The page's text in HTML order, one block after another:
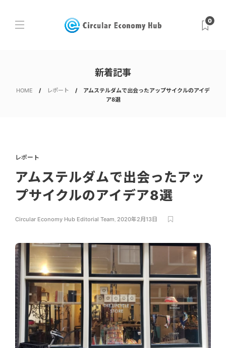
0
新着記事
HOME レポート
アムステルダムで出会ったアップサイクルのアイデ
ア8選
レポート
アムステルダムで出会ったアッ
プサイクルのアイデア8選
Circular Economy Hub Editorial Team, 2020年2月13日